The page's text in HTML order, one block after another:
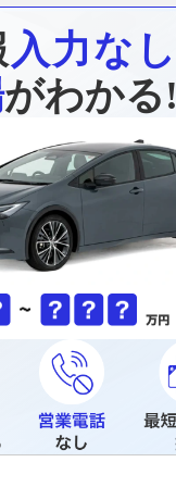
入力なし
がわかる!